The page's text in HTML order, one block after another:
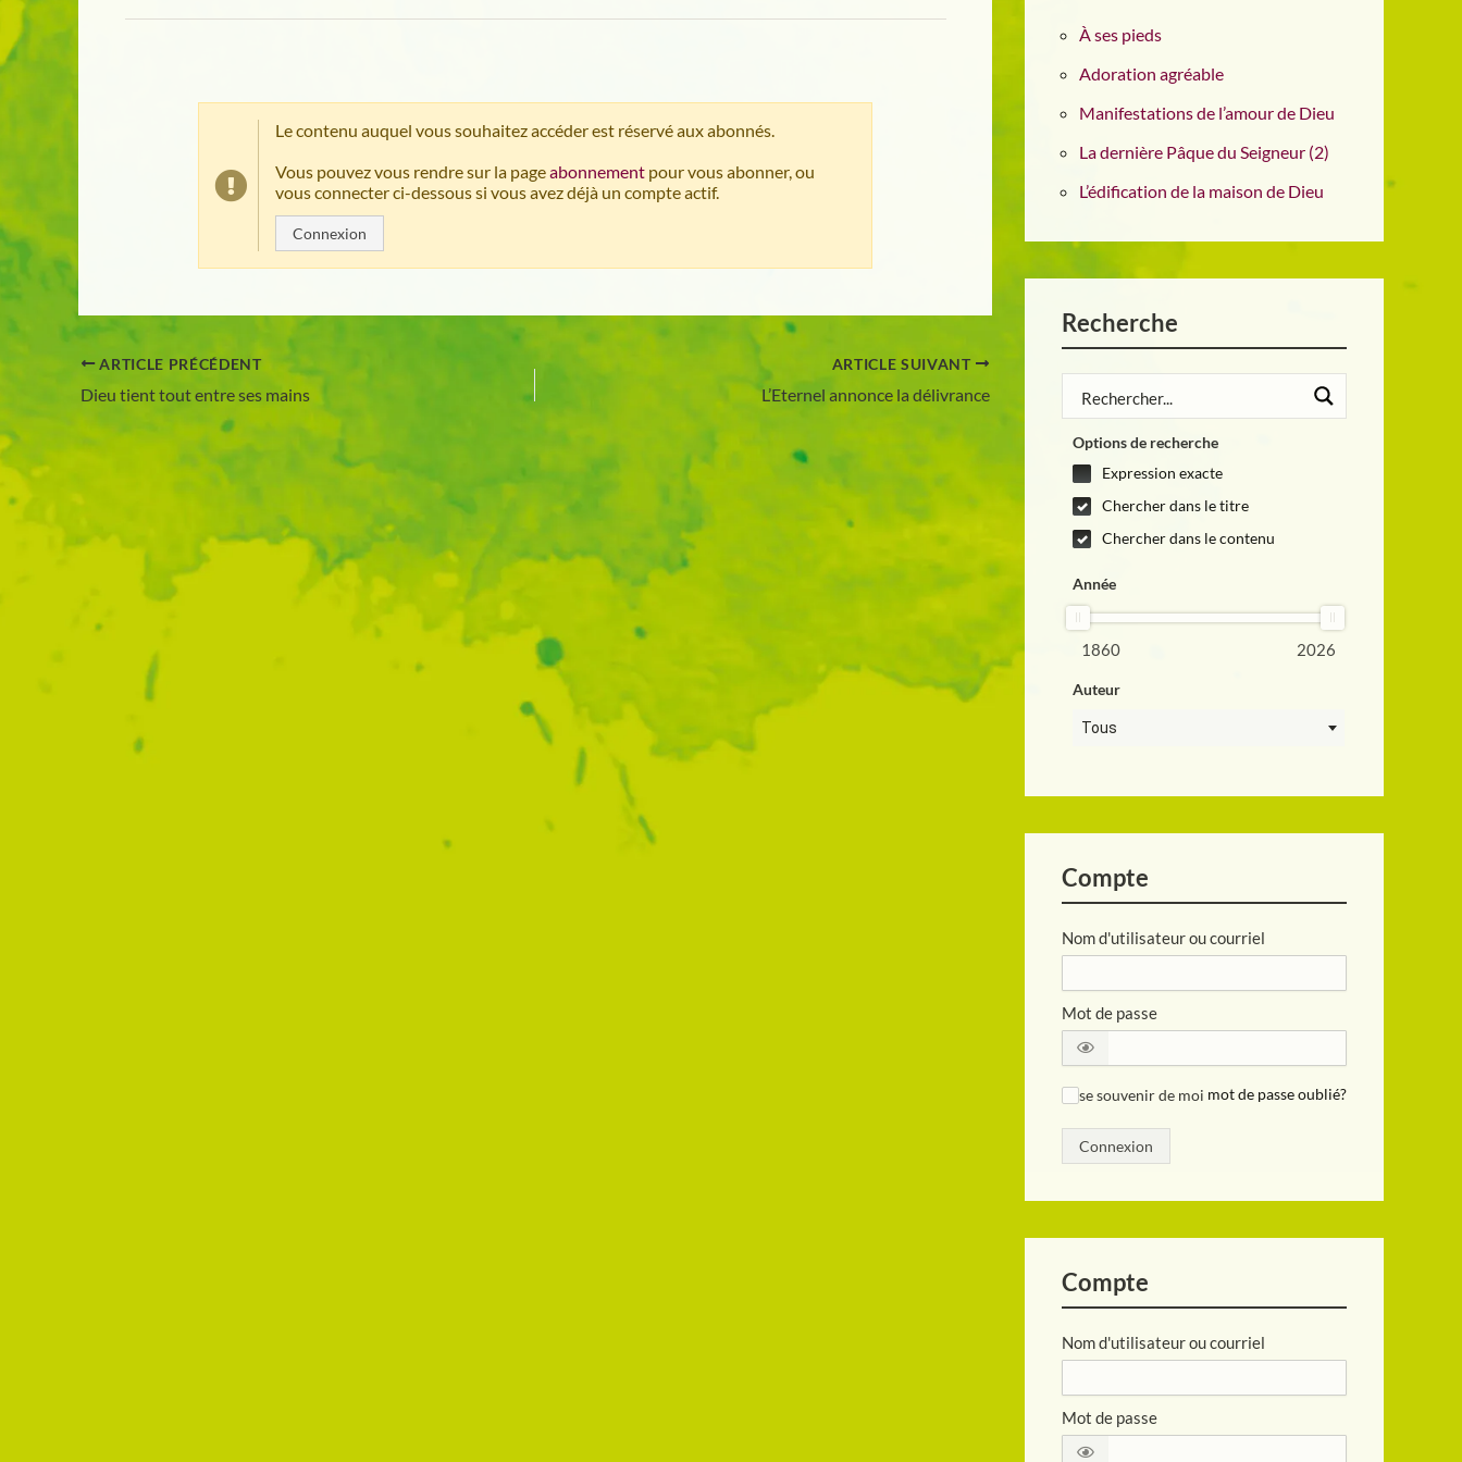
Le contenu auquel vous souhaitez accéder est réservé aux abonnés.
Vous pouvez vous rendre sur la pageabonnement pour vous abonner, ou
vous connecter ci-dessous si vous avez déjà un compte actif.
Connexion
ARTICLE PRÉCÉDENT
Dieu tient tout entre ses mains
ARTICLE SUIVANT
L’Eternel annonce la délivrance
À ses pieds
Adoration agréable
Manifestations de l’amour de Dieu
La dernière Pâque du Seigneur (2)
L’édification de la maison de Dieu
Recherche
Options de recherche
Expression exacte
Chercher dans le titre
Chercher dans le contenu
Année
1860 2026
Auteur
Tous
Compte
Nom d'utilisateur ou courriel
Mot de passe
se souvenir de moi mot de passe oublié?
Connexion
Compte
Nom d'utilisateur ou courriel
Mot de passe